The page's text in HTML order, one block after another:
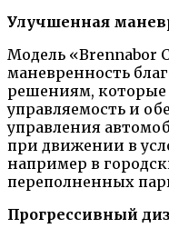
Улучшенная
Модель «Brennabor
маневренность
решениям,
управляемость и
управления
при движении в
например в
переполненных
Прогрессивный